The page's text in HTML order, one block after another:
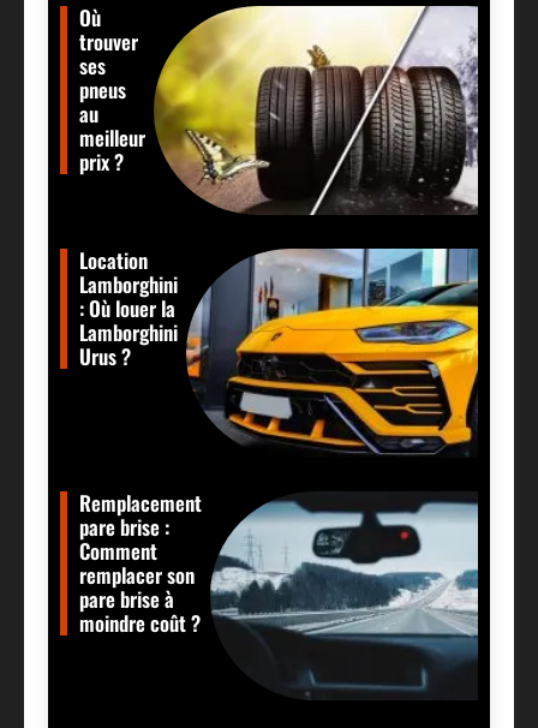
Où
trouver
ses
pneus
au
meilleur
prix ?
Location
Lamborghini
: Où louer la
Lamborghini
Urus ?
Remplacement
pare brise :
Comment
remplacer son
pare brise à
moindre coût ?